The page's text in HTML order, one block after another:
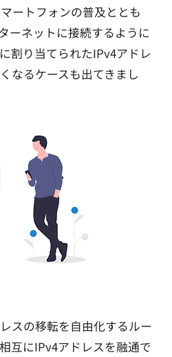
ートフォンの普及ととも
ーネットに接続するように
割り当てられたIPv4アドレ
なるケースも出てきまし
スの移転を自由化するルー
互にIPv4アドレスを融通で